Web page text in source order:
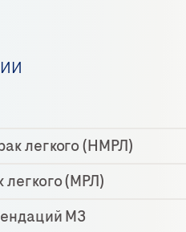
легкого (НМРЛ)
легкого (МРЛ)
МЗ